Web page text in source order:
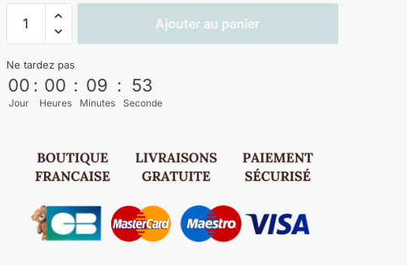
Ajouter au panier
Ne tardez pas
00
Jour
: 00
Heures
: 09
Minutes
: 52
Seconde